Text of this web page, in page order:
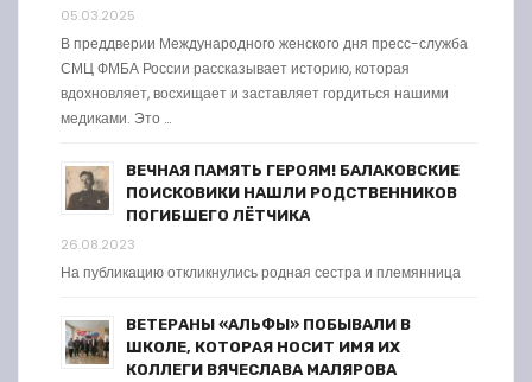
05.03.2025
В преддверии Международного женского дня пресс-служба
СМЦ ФМБА России рассказывает историю, которая
вдохновляет, восхищает и заставляет гордиться нашими
медиками. Это …
ВЕЧНАЯ ПАМЯТЬ ГЕРОЯМ! БАЛАКОВСКИЕ
ПОИСКОВИКИ НАШЛИ РОДСТВЕННИКОВ
ПОГИБШЕГО ЛЁТЧИКА
26.08.2023
На публикацию откликнулись родная сестра и племянница
ВЕТЕРАНЫ «АЛЬФЫ» ПОБЫВАЛИ В
ШКОЛЕ, КОТОРАЯ НОСИТ ИМЯ ИХ
КОЛЛЕГИ ВЯЧЕСЛАВА МАЛЯРОВА